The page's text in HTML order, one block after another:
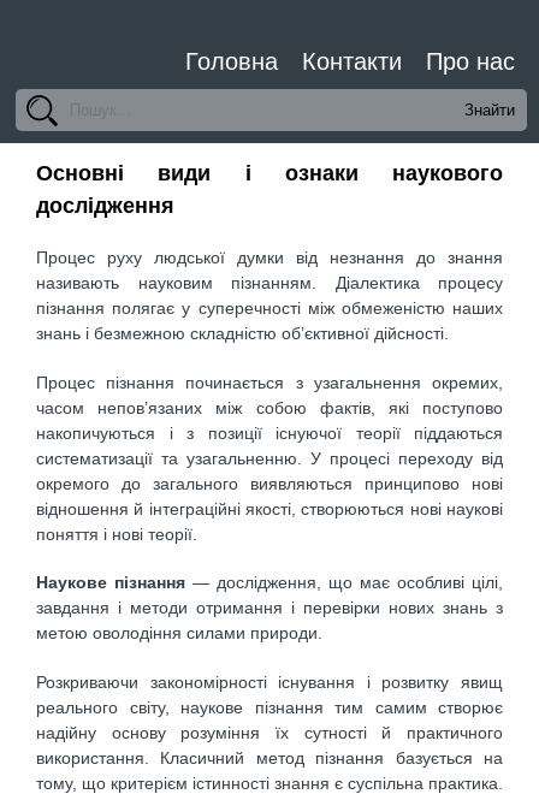
Головна Контакти Про нас
Основні види і ознаки наукового
дослідження
Процес руху людської думки від незнання до знання
називають науковим пізнанням. Діалектика процесу
пізнання полягає у суперечності між обмеженістю наших
знань і безмежною складністю об’єктивної дійсності.
Процес пізнання починається з узагальнення окремих,
часом непов’язаних між собою фактів, які поступово
накопичуються і з позиції існуючої теорії піддаються
систематизації та узагальненню. У процесі переходу від
окремого до загального виявляються принципово нові
відношення й інтеграційні якості, створюються нові наукові
поняття і нові теорії.
Наукове пізнання — дослідження, що має особливі цілі,
завдання і методи отримання і перевірки нових знань з
метою оволодіння силами природи.
Розкриваючи закономірності існування і розвитку явищ
реального світу, наукове пізнання тим самим створює
надійну основу розуміння їх сутності й практичного
використання. Класичний метод пізнання базується на
тому, що критерієм істинності знання є суспільна практика.